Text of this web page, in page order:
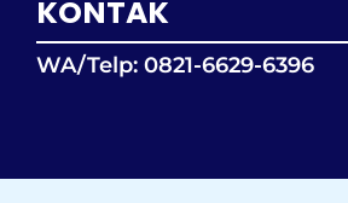
KONTAK
WA/Telp: 0821-6629-6396